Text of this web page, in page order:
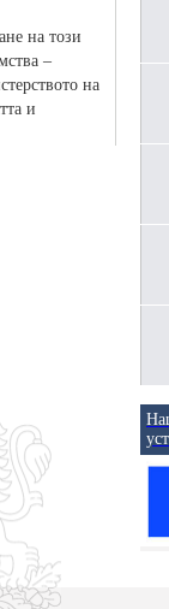
на този
–
на
и